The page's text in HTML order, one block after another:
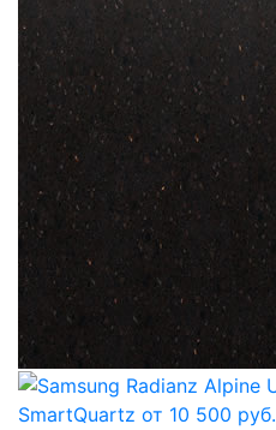
SmartQuartz от 10 500 руб.